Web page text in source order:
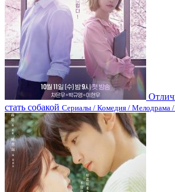
стать собакой Сериалы / Комедия / Мелодрама /